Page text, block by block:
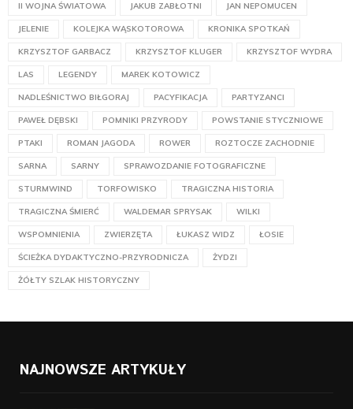
II WOJNA ŚWIATOWA JAKUB ZABŁOTNI JAN NEPOMUCEN
JELENIE KOLEJKA WĄSKOTOROWA KRONIKA SPOTKAŃ
KRZYSZTOF GARBACZ KRZYSZTOF KLUGER KRZYSZTOF WYDRA
LAS LEGENDY MAREK KOTOWICZ
NADLEŚNICTWO BIŁGORAJ PACYFIKACJA PARTYZANCI
PAWEŁ DĘBSKI POMNIKI PRZYRODY POWSTANIE STYCZNIOWE
PTAKI ROMAN JAGODA ROWER ROZTOCZE ZACHODNIE
SARNA SARNY SPRAWOZDANIE FOTOGRAFICZNE
STURMWIND TORFOWISKO TRAGICZNA HISTORIA
TRAGICZNA ŚMIERĆ WALDEMAR SPRYSAK WILKI
WSPOMNIENIA ZWIERZĘTA ŁUKASZ WIDZ ŁOSIE
ŚCIEŻKA DYDAKTYCZNO-PRZYRODNICZA ŻYDZI
ŻÓŁTY SZLAK HISTORYCZNY
NAJNOWSZE ARTYKUŁY